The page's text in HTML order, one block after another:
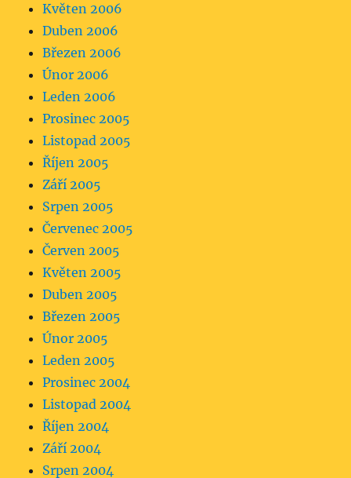
Květen 2006
Duben 2006
Březen 2006
Únor 2006
Leden 2006
Prosinec 2005
Listopad 2005
Říjen 2005
Září 2005
Srpen 2005
Červenec 2005
Červen 2005
Květen 2005
Duben 2005
Březen 2005
Únor 2005
Leden 2005
Prosinec 2004
Listopad 2004
Říjen 2004
Září 2004
Srpen 2004